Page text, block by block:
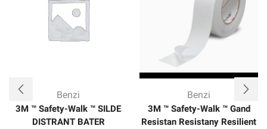
Benzi
3M ™ Safety-Walk ™ SILDE
DISTRANT BATER
Benzi
3M ™ Safety-Walk ™ Gand
Resistan Resistany Resilient